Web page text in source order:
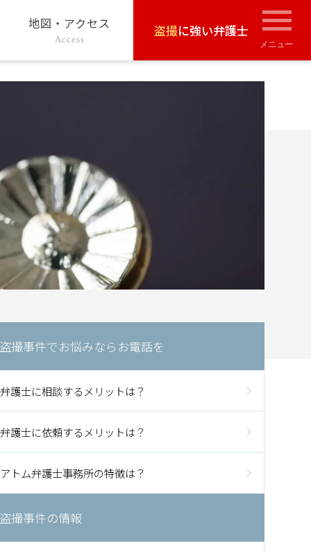
地図・アクセス
Access
盗撮に強い弁護士
撮事件でお悩みならお電話を
弁護士に相談するメリットは？
弁護士に依頼するメリットは？
アトム弁護士事務所の特徴は？
撮事件の情報